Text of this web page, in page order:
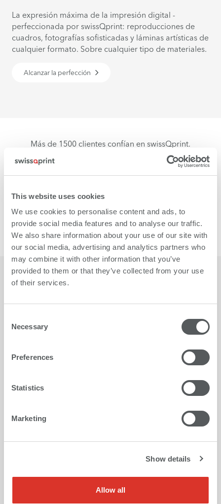
This website uses cookies
We use cookies to personalise content and ads, to
provide social media features and to analyse our traffic.
We also share information about your use of our site with
our social media, advertising and analytics partners who
may combine it with other information that you’ve
provided to them or that they’ve collected from your use
of their services.
Selection
Necessary
Preferences
Statistics
Marketing
Show details
Allow all
La expresión máxima de la impresión digital -
perfeccionada por swissQprint: reproducciones de
cuadros, fotografías sofisticadas y láminas artísticas de
cualquier formato. Sobre cualquier tipo de materiales.
Alcanzar la perfección
Más de 1500 clientes confían en swissQprint.